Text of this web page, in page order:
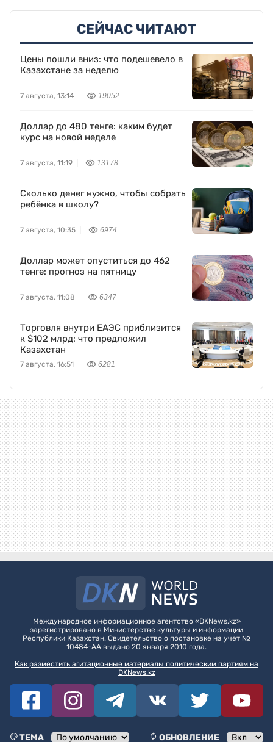
СЕЙЧАС ЧИТАЮТ
Цены пошли вниз: что подешевело в
Казахстане за неделю
7 августа, 13:14 19052
Доллар до 480 тенге: каким будет
курс на новой неделе
7 августа, 11:19 13178
Сколько денег нужно, чтобы собрать
ребёнка в школу?
7 августа, 10:35 6974
Доллар может опуститься до 462
тенге: прогноз на пятницу
7 августа, 11:08 6347
Торговля внутри ЕАЭС приблизится
к $102 млрд: что предложил
Казахстан
7 августа, 16:51 6281
Международное информационное агентство «DKNews.kz»
зарегистрировано в Министерстве культуры и информации
Республики Казахстан. Свидетельство о постановке на учет №
10484-АА выдано 20 января 2010 года.
Как разместить агитационные материалы политическим партиям на
DKNews.kz
ТЕМА ОБНОВЛЕНИЕ